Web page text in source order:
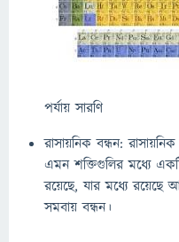
পর্যায় সারণি
রাসায়নিক বন্ধন:
এমন শক্তিগুলির মধ্যে
রয়েছে, যার মধ্যে
সমবায় বন্ধন।